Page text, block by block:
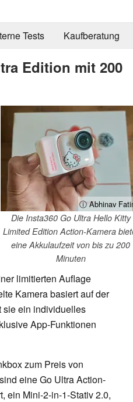
Tests Kaufberatung
Edition mit 200
ⓘ Abhinav
Die Insta360 Go Ultra Hello Kitty
Limited Edition Action-Kamera
eine Akkulaufzeit von bis zu 200
Minuten
limitierten Auflage
Kamera basiert auf der
sie ein individuelles
App-Funktionen
zum Preis von
eine Go Ultra Action-
ein Mini-2-in-1-Stativ 2.0,